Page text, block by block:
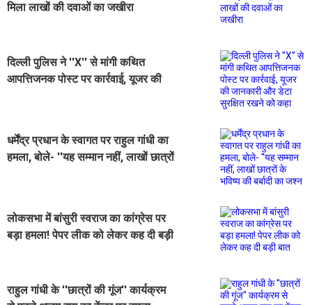
मिला लाखों की दवाओं का जखीरा
दिल्ली पुलिस ने ''X'' से मांगी कथित
आपत्तिजनक पोस्ट पर कार्रवाई, यूजर की
धर्मेंद्र प्रधान के स्वागत पर राहुल गांधी का
हमला, बोले- ''यह सम्मान नहीं, लाखों छात्रों
लोकसभा में बांसुरी स्वराज का कांग्रेस पर
बड़ा हमला! पेपर लीक को लेकर कह दी बड़ी
राहुल गांधी के ''छात्रों की गूंज'' कार्यक्रम